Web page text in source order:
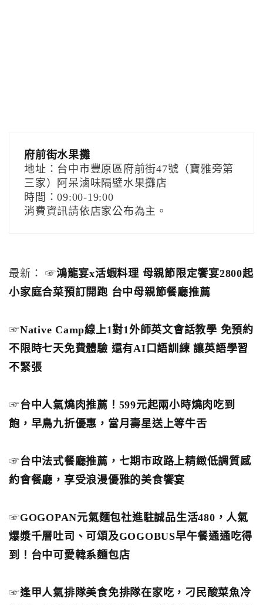
府前街水果攤
地址：台中市豐原區府前街47號（寶雅旁第
三家）阿呆滷味隔壁水果攤店
時間：09:00-19:00
消費資訊請依店家公布為主。
最新： ☞鴻龍宴x活蝦料理 母親節限定饗宴2800起
小家庭合菜預訂開跑 台中母親節餐廳推薦
☞Native Camp線上1對1外師英文會話教學 免預約
不限時七天免費體驗 還有AI口語訓練 讓英語學習
不緊張
☞台中人氣燒肉推薦！599元起兩小時燒肉吃到
飽，早鳥九折優惠，當月壽星送上等牛舌
☞台中法式餐廳推薦，七期市政路上精緻低調質感
約會餐廳，享受浪漫優雅的美食饗宴
☞GOGOPAN元氣麵包社進駐誠品生活480，人氣
爆漿千層吐司、可頌及GOGOBUS早午餐通通吃得
到！台中可愛韓系麵包店
☞逢甲人氣排隊美食免排隊在家吃，刁民酸菜魚冷